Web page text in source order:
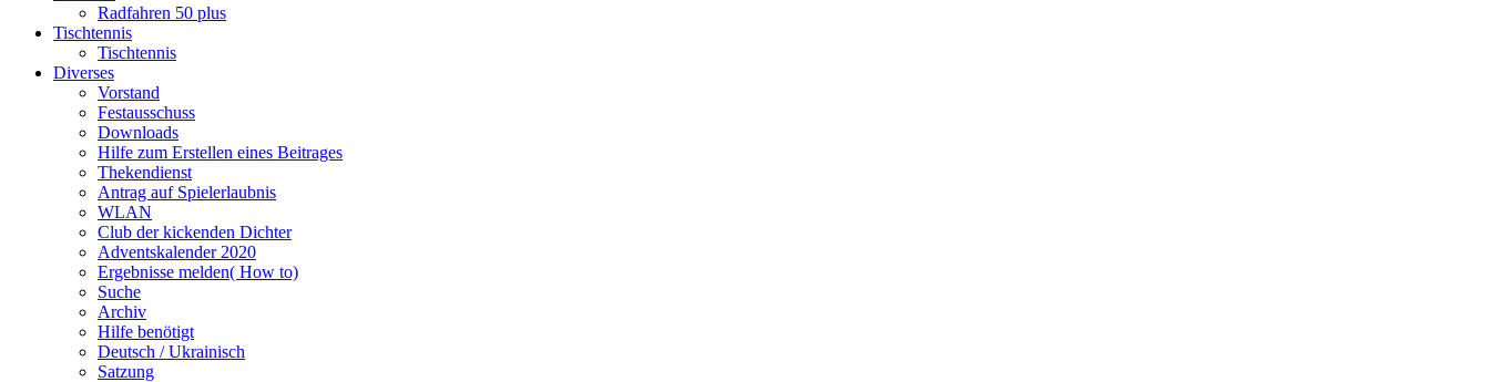
Radfahren 50 plus
Tischtennis
Tischtennis
Diverses
Vorstand
Festausschuss
Downloads
Hilfe zum Erstellen eines Beitrages
Thekendienst
Antrag auf Spielerlaubnis
WLAN
Club der kickenden Dichter
Adventskalender 2020
Ergebnisse melden( How to)
Suche
Archiv
Hilfe benötigt
Deutsch / Ukrainisch
Satzung